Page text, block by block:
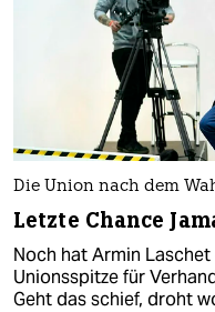
Die Union nach dem
Letzte Chance
Noch hat Armin
Unionsspitze für
Geht das schief, droht